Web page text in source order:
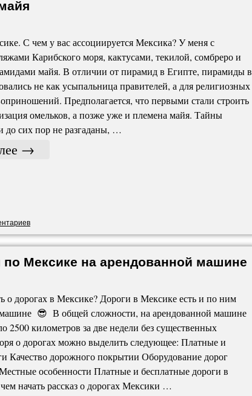
С чем у вас ассоциируется Мексика? У меня с
Карибского моря, кактусами, текилой, сомбреро и
майя. В отличии от пирамид в Египте, пирамиды в
не как усыпальница правителей, а для религиозных
Предполагается, что первыми стали строить
омельков, а позже уже и племена майя. Тайны
сих пор не разгаданы, …
→
Мексике на арендованной машине
о дорогах в Мексике? Дороги в Мексике есть и по ним
😎 В общей сложности, на арендованной машине
2500 километров за две недели без существенных
о дорогах можно выделить следующее: Платные и
Качество дорожного покрытии Оборудование дорог
особенности Платные и бесплатные дороги в
начать рассказ о дорогах Мексики …